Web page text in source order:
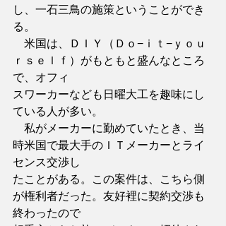
し、一石三鳥の施策ということができ
る。
米国は、ＤＩＹ（Ｄｏ−ｉｔ−ｙｏｕ
ｒｓｅｌｆ）がもともと盛んなところ
で、オフィ
スワーカーなども日曜大工を趣味にし
ている人が多い。
私がメーカーに勤めていたとき、当
時米国で最大手のＩＴメーカーとライ
センス交渉し
たことがある。この案件は、こちら側
が権利者だった。友好裡に契約交渉も
終わったので